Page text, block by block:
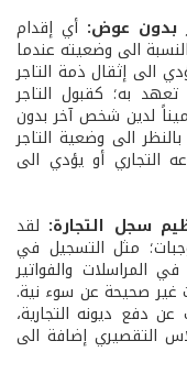
بدون عوض: أي إقدام
الى وضعيته عندما
الى إثقال ذمة التاجر
به؛ كقبول التاجر
لدين شخص آخر بدون
الى وضعية التاجر
التجاري أو يؤدي الى
سجل التجارة: لقد
مثل التسجيل في
المراسلات والفواتير
غير صحيحة عن سوء نية.
دفع ديونه التجارية،
التقصيري إضافة الى